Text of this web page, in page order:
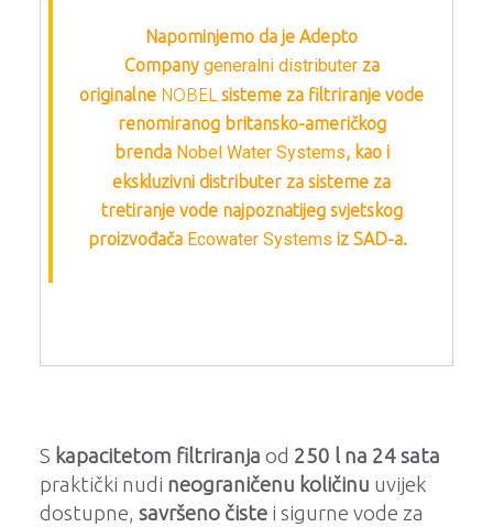
Napominjemo da je Adepto
Company generalni distributer za
originalne NOBEL sisteme za filtriranje vode
renomiranog britansko-američkog
brenda Nobel Water Systems, kao i
ekskluzivni distributer za sisteme za
tretiranje vode najpoznatijeg svjetskog
proizvođača Ecowater Systems iz SAD-a.
S kapacitetom filtriranja od 250 l na 24 sata
praktički nudi neograničenu količinu uvijek
dostupne, savršeno čiste i sigurne vode za